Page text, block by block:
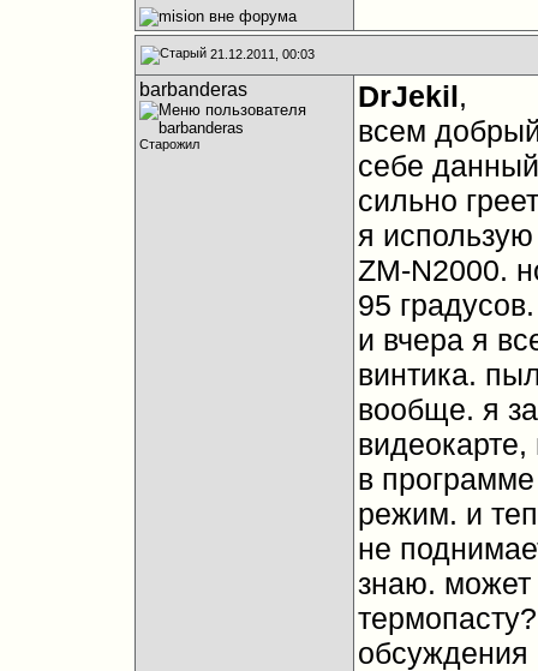
21.12.2011, 00:03
barbanderas
Старожил
DrJekil,
всем
себе
сильно
я
ZM-N2000.
95
и вчера я
винтика.
вообще. я
в
режим. и
не
знаю. может
обсуждения